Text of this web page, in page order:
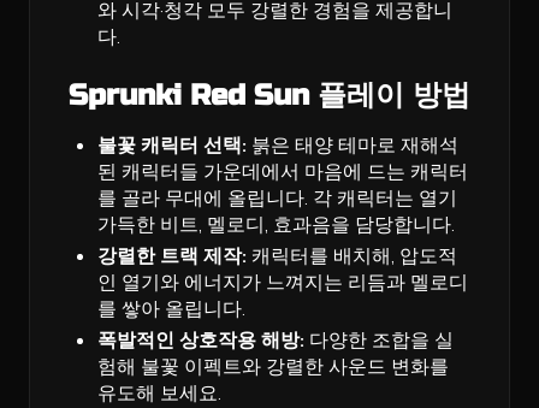
와 시각·청각 모두 강렬한 경험을 제공합니
다.
Sprunki Red Sun 플레이 방법
불꽃 캐릭터 선택: 붉은 태양 테마로 재해석
된 캐릭터들 가운데에서 마음에 드는 캐릭터
를 골라 무대에 올립니다. 각 캐릭터는 열기
가득한 비트, 멜로디, 효과음을 담당합니다.
강렬한 트랙 제작: 캐릭터를 배치해, 압도적
인 열기와 에너지가 느껴지는 리듬과 멜로디
를 쌓아 올립니다.
폭발적인 상호작용 해방: 다양한 조합을 실
험해 불꽃 이펙트와 강렬한 사운드 변화를
유도해 보세요.